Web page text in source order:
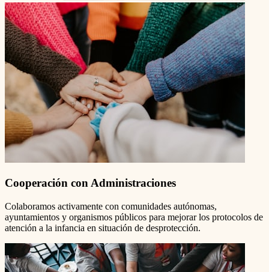
Cooperación con Administraciones
Colaboramos activamente con comunidades autónomas,
ayuntamientos y organismos públicos para mejorar los protocolos de
atención a la infancia en situación de desprotección.